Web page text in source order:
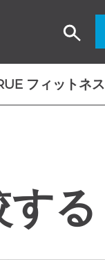
フィットネス
検
る